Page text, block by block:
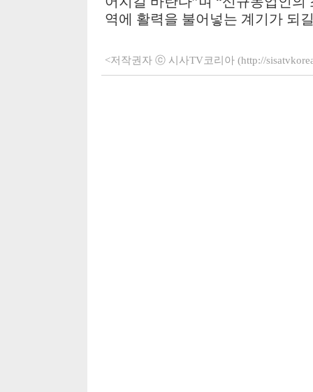
역에 활력을 불어넣는 계기가 되
<저작권자 ⓒ 시사TV코리아 (http://